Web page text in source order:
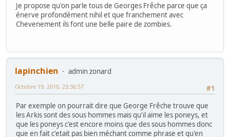
Je propose qu'on parle tous de Georges Frêche parce que ça
énerve profondément nihil et que franchement avec
Chevenement ils font une belle paire de zombies.
lapinchien
admin zonard
#1
Octobre 19, 2010, 23:36:57
Par exemple on pourrait dire que George Frêche trouve que
les Arkis sont des sous hommes mais qu'il aime les poneys, et
que les poneys c'est encore moins que des sous hommes donc
que en fait c'etait pas bien méchant comme phrase et qu'en